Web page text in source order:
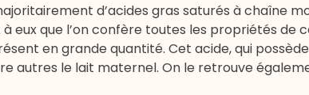
d’acides gras saturés à chaîne
eux que l’on confère toutes les propriétés de
en grande quantité. Cet acide, qui
autres le lait maternel. On le retrouve